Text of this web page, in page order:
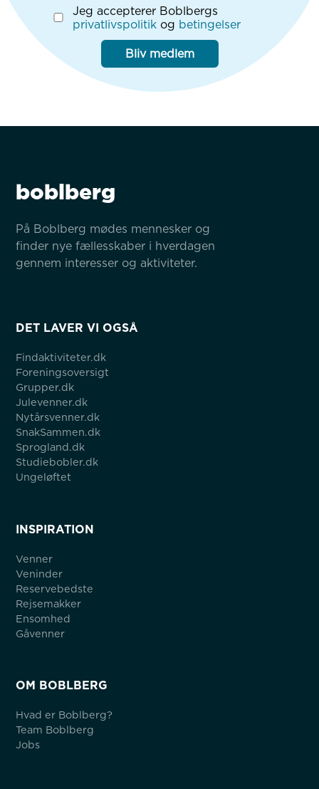
Jeg accepterer Boblbergs
privatlivspolitik og betingelser
Bliv medlem
boblberg
På Boblberg mødes mennesker og
finder nye fællesskaber i hverdagen
gennem interesser og aktiviteter.
DET LAVER VI OGSÅ
Findaktiviteter.dk
Foreningsoversigt
Grupper.dk
Julevenner.dk
Nytårsvenner.dk
SnakSammen.dk
Sprogland.dk
Studiebobler.dk
Ungeløftet
INSPIRATION
Venner
Veninder
Reservebedste
Rejsemakker
Ensomhed
Gåvenner
OM BOBLBERG
Hvad er Boblberg?
Team Boblberg
Jobs